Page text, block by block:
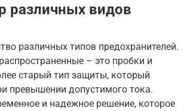
различных видов
различных типов предохранителей.
– это пробки и
старый тип защиты, который
превышении допустимого тока.
и надежное решение, которое